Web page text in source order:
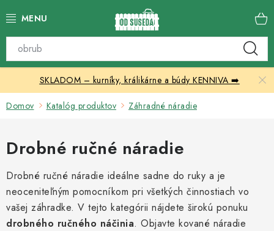
na
Katalóg produktov
Skleníky
Chovateľské potreby
Prístrešky
Vonkajšia dlažba
SKLADOM – kurníky, králikárne a búdy KENNIVA ➡️
Domov Katalóg produktov Záhradné náradie
Drobné ručné náradie
Drobné ručné náradie ideálne sadne do ruky a je
neoceniteľným pomocníkom pri všetkých činnostiach vo
vašej záhradke. V tejto kategórii nájdete širokú ponuku
drobného ručného náčinia. Objavte kované náradie